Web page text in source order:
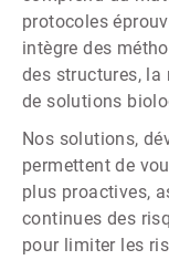
protocoles
intègre des
des structures, la
de solutions
Nos solutions,
permettent de
plus proactives,
continues des
pour limiter les